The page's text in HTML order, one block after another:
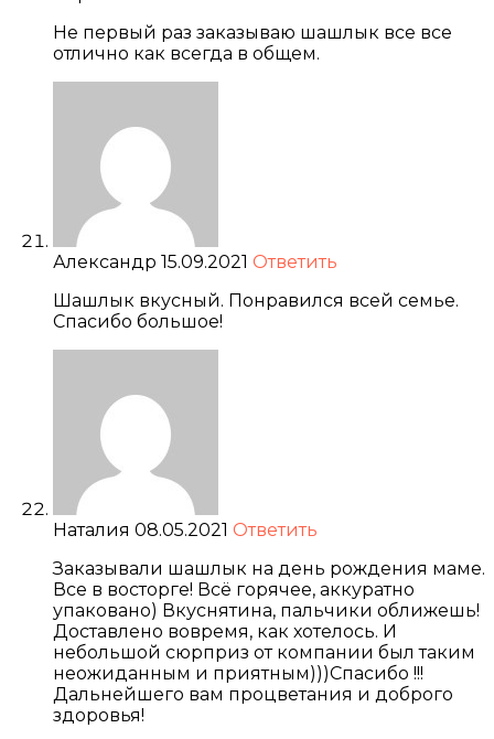
Не первый раз заказываю шашлык все все
отлично как всегда в общем.
Александр 15.09.2021 Ответить
Шашлык вкусный. Понравился всей семье.
Спасибо большое!
Наталия 08.05.2021 Ответить
Заказывали шашлык на день рождения маме.
Все в восторге! Всё горячее, аккуратно
упаковано) Вкуснятина, пальчики оближешь!
Доставлено вовремя, как хотелось. И
небольшой сюрприз от компании был таким
неожиданным и приятным)))Спасибо !!!
Дальнейшего вам процветания и доброго
здоровья!